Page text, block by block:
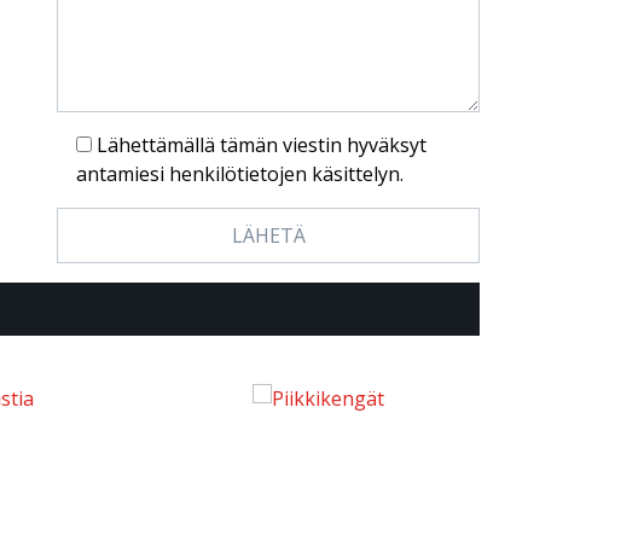
Lähettämällä tämän viestin hyväksyt
antamiesi henkilötietojen käsittelyn.